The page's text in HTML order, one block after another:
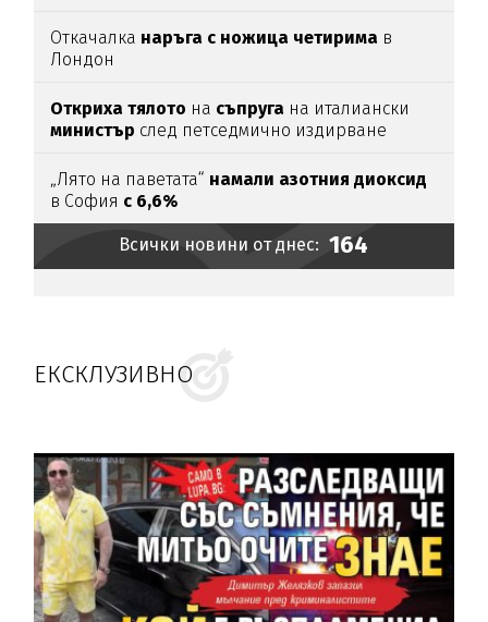
Откачалка наръга с ножица четирима в
Лондон
Откриха тялото на съпруга на италиански
министър след петседмично издирване
„Лято на паветата“ намали азотния диоксид
в София с 6,6%
Всички новини от днес: 164
ЕКСКЛУЗИВНО